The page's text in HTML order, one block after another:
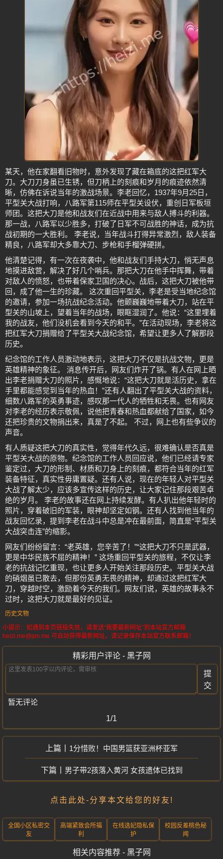
某天，他在家翻看旧物时，意外发现了藏在箱底的这把红军大
刀。大刀刀身虽已生锈，但刀柄上的刻痕和岁月的痕迹依然清
晰，仿佛在诉说当年的激战场景。李老回忆，1937年9月25日，
平型关大战打响，八路军第115师在平型关设伏，重创日军板垣
师团。这把大刀是他和战友们在近战中用来与敌人搏斗的利器。
那一战，八路军以少胜多，打破了日军不可战胜的神话，成为抗
战初期的一大胜利。 李老说，当年战斗打得异常激烈，敌人装备
精良，八路军却大多靠大刀、步枪和手榴弹硬拼。
他清楚记得，有一次在夜袭中，他和战友们手持大刀，悄无声息
地摸进敌营，解决了好几个哨兵。那把大刀在他手中挥舞，带着
对敌人的愤怒，也带着保家卫国的决心。战后，这把大刀被他带
回，成了他一生的珍藏。 这次重回平型关，李老是受当地纪念馆
的邀请，参加一场抗战纪念活动。他颤巍巍地带着大刀，站在平
型关的山坡上，望着当年的战场，眼眶湿润了。他说：“这里埋着
我的战友，他们没机会看到今天的和平。”在活动现场，李老将这
把红军大刀捐赠给了平型关大战纪念馆，希望让更多人了解那段
历史。
纪念馆的工作人员激动地表示，这把大刀不仅是抗战文物，更是
英雄精神的象征。 消息传开后，网友们炸开了锅。有人在网上晒
出李老捐赠大刀的照片，感慨地说：“这把大刀就是活历史，拿在
手里都能感觉到当年的热血！”还有人翻出了平型关大战的资料，
细数八路军的英勇事迹，感叹那一代人的牺牲和无畏。也有网友
对李老的经历表示敬佩，说他把青春和热血都献给了国家，如今
还把珍贵的文物捐出来，真是了不起。 不过，网上也有些争议的
声音。
有人质疑这把大刀的真实性，觉得年代久远，很难确认是否真是
平型关大战的原物。纪念馆的工作人员回应说，他们已经请专家
鉴定过，大刀的形制、材质和刀身上的刻痕，都符合当年的红军
装备特征，真实性毋庸置疑。还有人说，现在的年轻人对平型关
大战了解太少，应该多宣传这样的历史，让大家记住那段艰苦卓
绝的岁月。 李老的故事还在网上持续发酵。有人扒出他年轻时的
照片，穿着破旧的军装，眼神却坚定如钢。还有人找到他当年的
战友回忆录，提到李老在战斗中总是冲在最前面，简直是“平型关
大战突击连”的缩影。
网友们纷纷留言：“老英雄，您辛苦了！”“这把大刀不只是武器，
更是中华民族不屈的精神！” 这场重回平型关的旅程，不仅让李
老的抗战记忆重现，也让更多人开始关注那段历史。平型关大战
的硝烟虽已散去，但那份英勇无畏的精神，却通过这把红军大
刀，穿越时空，激励着今天的我们。网友们说，英雄的故事永不
过时，这把大刀就是最好的见证。
历史文物
小提示：如遇到本页链接失效，请发送“我要最新网址”到本站官方邮箱
heizi.me@pm.me 可自动获得最新网址。请记录保存本站官方联系邮箱！
精彩用户评论 - 黑子网
提
交
暂无评论
1/1
1分惜败！中国男篮获亚洲杯亚军
男子带2孩落入黄河 女孩遗体已找到
点击此处-分享本文给您的好友!
全国小区私密交
友
高端紧致会所福
利
在线选妃隐私保
护
校园反差桃色秘
闻
相关内容推荐 - 黑子网